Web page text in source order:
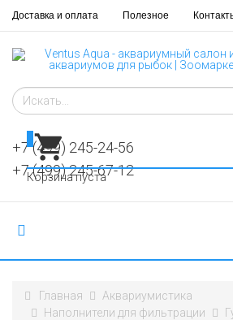
Доставка и оплата Полезное
+7 (499) 245-24-56
+7 (499) 245-67-12
Корзина пуста
Главная
Аквариумистика
Наполнители для фильтрации